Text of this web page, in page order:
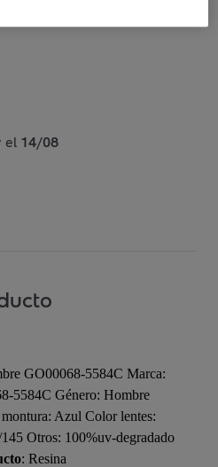
el 14/08
GO00068-5584C Marca:
5584C Género: Hombre
Azul Color lentes:
Otros: 100%uv-degradado
: Resina